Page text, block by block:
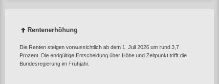
Rentenerhöhung
Die Renten steigen voraussichtlich ab dem 1. Juli 2026 um rund 3,7
Prozent. Die endgültige Entscheidung über Höhe und Zeitpunkt trifft die
Bundesregierung im Frühjahr.